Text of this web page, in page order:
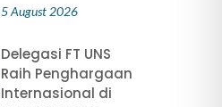
5 August 2026
Delegasi FT UNS
Raih Penghargaan
Internasional di